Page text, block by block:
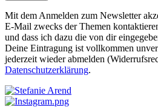
Mit dem Anmelden zum Newsletter
E-Mail zwecks der Themen
und dass ich dazu die von dir
Deine Eintragung ist vollkommen
jederzeit wieder abmelden
Datenschutzerklärung.